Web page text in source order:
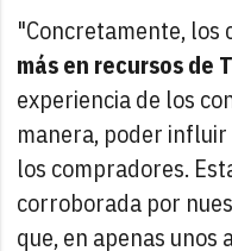
"Concretamente, los
más en recursos de
experiencia de los
manera, poder
los compradores.
corroborada por
que, en apenas unos